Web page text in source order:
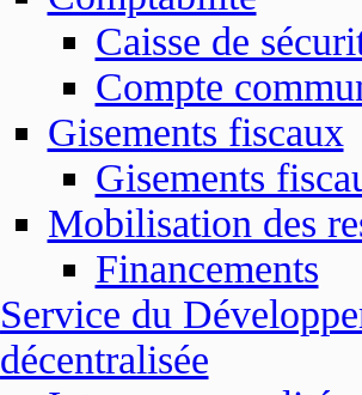
Caisse de
Compte
Gisements fiscaux
Gisements
Mobilisation des
Financements
Service du
décentralisée